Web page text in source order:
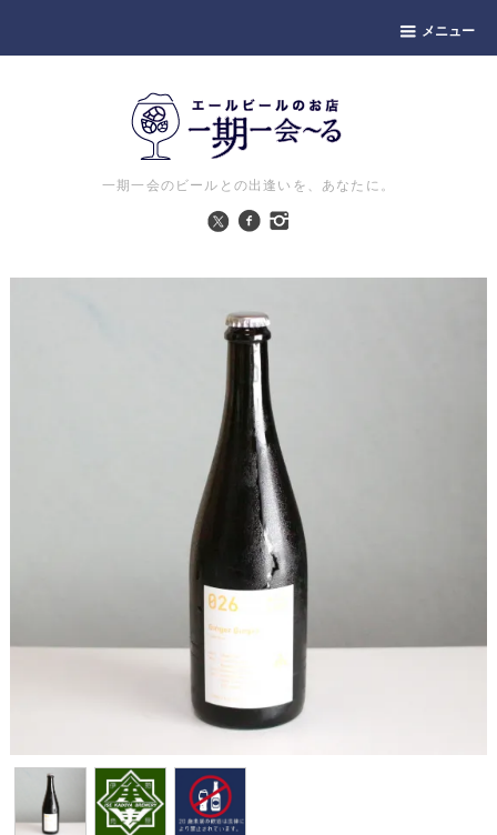
メニュー
一期一会のビールとの出逢いを、あなたに。